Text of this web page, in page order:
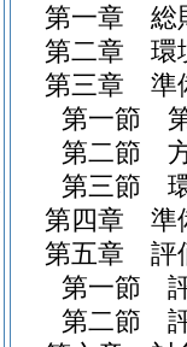
第一章
総
第二章
環
第三章
準
第一節
第二節
第三節
第四章
準
第五章
評
第一節
第二節